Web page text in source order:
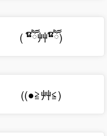
( ❝ົཽ艸❝ົཽ)
((●≧艸≦)